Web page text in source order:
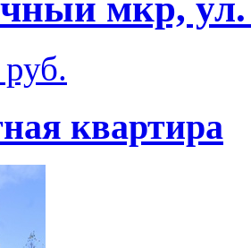
мкр,
квартира